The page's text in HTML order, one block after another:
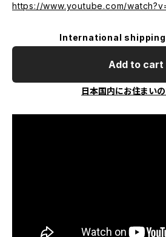
https://www.youtube.com/
International
Add to cart
日本国内にお住まい